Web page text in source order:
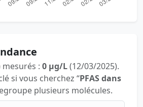
mesurés : 0 µg/L(12/03/2025).
si vous cherchez “PFAS dans
plusieurs molécules.